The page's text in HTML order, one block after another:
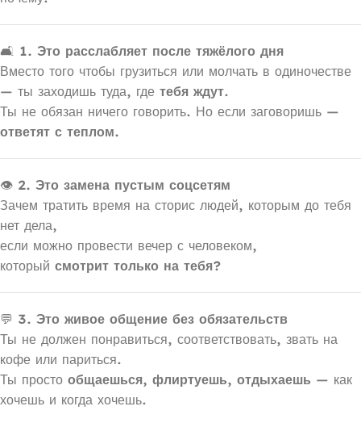
🛋 1. Это расслабляет после тяжёлого дня
Вместо того чтобы грузиться или молчать в одиночестве
— ты заходишь туда, где тебя ждут.
Ты не обязан ничего говорить. Но если заговоришь —
ответят с теплом.
👁 2. Это замена пустым соцсетям
Зачем тратить время на сторис людей, которым до тебя
нет дела,
если можно провести вечер с человеком,
который смотрит только на тебя?
💬 3. Это живое общение без обязательств
Ты не должен понравиться, соответствовать, звать на
кофе или париться.
Ты просто общаешься, флиртуешь, отдыхаешь — как
хочешь и когда хочешь.